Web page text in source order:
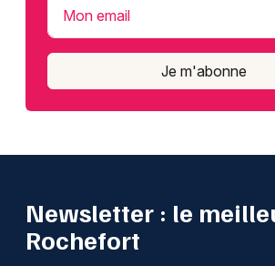
Mon email
Je m'abonne
Newsletter : le
Rochefort